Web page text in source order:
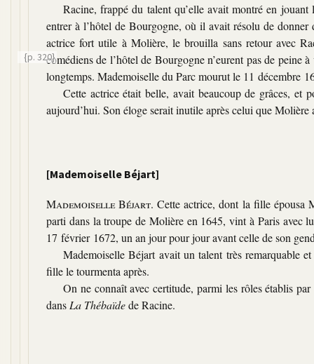
Racine, frappé du talent qu’elle avait montré en jouant
entrer à l’hôtel de Bourgogne, où il avait résolu de donner
actrice fort utile à Molière, le brouilla sans retour avec
comédiens de l’hôtel de Bourgogne n’eurent pas de peine
{p. 320}
longtemps. Mademoiselle du Parc mourut le 11 décembre
Cette actrice était belle, avait beaucoup de grâces, et
aujourd’hui. Son éloge serait inutile après celui que Molière
[Mademoiselle Béjart]
Mademoiselle Béjart. Cette actrice, dont la fille épousa
parti dans la troupe de Molière en 1645, vint à Paris avec
17 février 1672, un an jour pour jour avant celle de son
Mademoiselle Béjart avait un talent très remarquable
fille le tourmenta après.
On ne connaît avec certitude, parmi les rôles établis
dansLa Thébaïdede Racine.